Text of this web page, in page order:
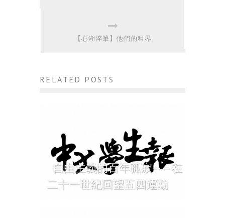
【心湖淬筆】他們的租界
RELATED POSTS
自由主義的百年孤寂——在
二十一世紀回望五四運動